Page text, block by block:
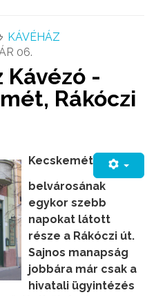
KÁVÉHÁZ
06.
Kávézó -
Rákóczi
Kecskemét
belvárosának
egykor szebb
napokat látott
része a Rákóczi út.
Sajnos manapság
jobbára már csak a
hivatali ügyintézés